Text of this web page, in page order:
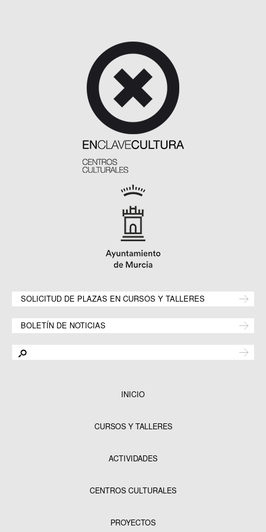
SOLICITUD DE PLAZAS EN CURSOS Y TALLERES
BOLETÍN DE NOTICIAS
INICIO
CURSOS Y TALLERES
ACTIVIDADES
CENTROS CULTURALES
PROYECTOS